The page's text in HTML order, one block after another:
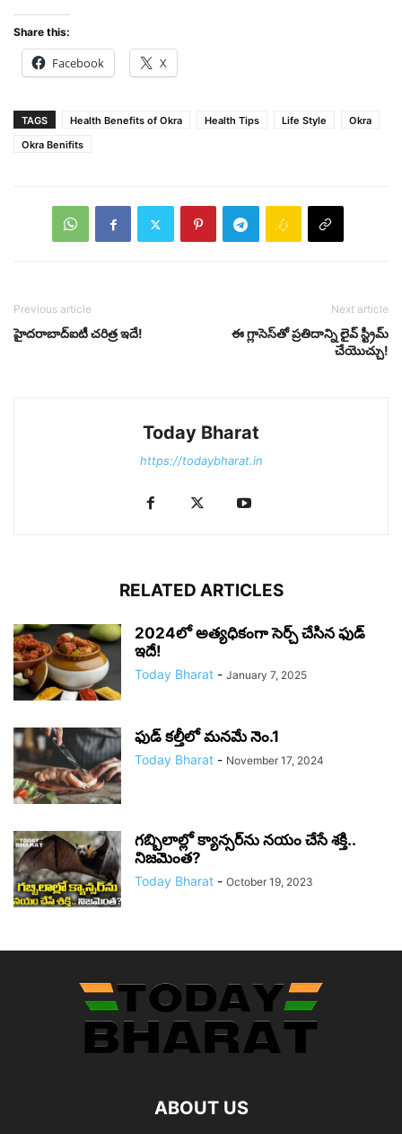
Share this:
Facebook X
TAGS Health Benefits of Okra Health Tips Life Style
Okra
Okra Benifits
Previous article
హైదరాబాద్ఐటీ చరిత్ర ఇదే!
Next article
ఈ గ్లాసెస్‌తో ప్రతిదాన్ని లైవ్ స్ట్రీమ్
చేయొచ్చు!
Today Bharat
https://todaybharat.in
RELATED ARTICLES
2024లో అత్యధికంగా సెర్చ్ చేసిన ఫుడ్
ఇదే!
Today Bharat - January 7, 2025
ఫుడ్ కల్తీలో మనమే నెం.1
Today Bharat - November 17, 2024
గబ్బిలాల్లో క్యాన్సర్‌ను నయం చేసే శక్తి..
నిజమెంత?
Today Bharat - October 19, 2023
ABOUT US